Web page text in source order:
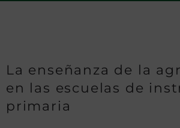
La enseñanza de la
en las escuelas de
primaria